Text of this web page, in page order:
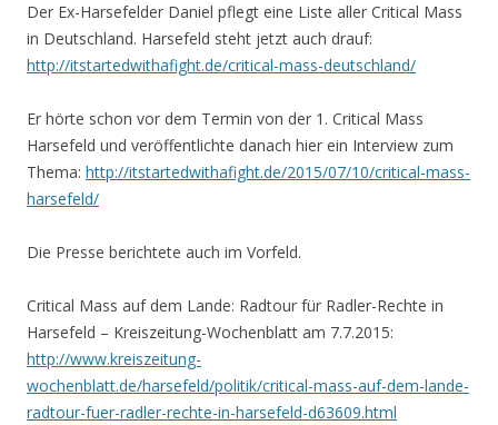
Der Ex-Harsefelder Daniel pflegt eine Liste aller Critical Mass
in Deutschland. Harsefeld steht jetzt auch drauf:
http://itstartedwithafight.de/critical-mass-deutschland/
Er hörte schon vor dem Termin von der 1. Critical Mass
Harsefeld und veröffentlichte danach hier ein Interview zum
Thema: http://itstartedwithafight.de/2015/07/10/critical-mass-
harsefeld/
Die Presse berichtete auch im Vorfeld.
Critical Mass auf dem Lande: Radtour für Radler-Rechte in
Harsefeld – Kreiszeitung-Wochenblatt am 7.7.2015:
http://www.kreiszeitung-
wochenblatt.de/harsefeld/politik/critical-mass-auf-dem-lande-
radtour-fuer-radler-rechte-in-harsefeld-d63609.html